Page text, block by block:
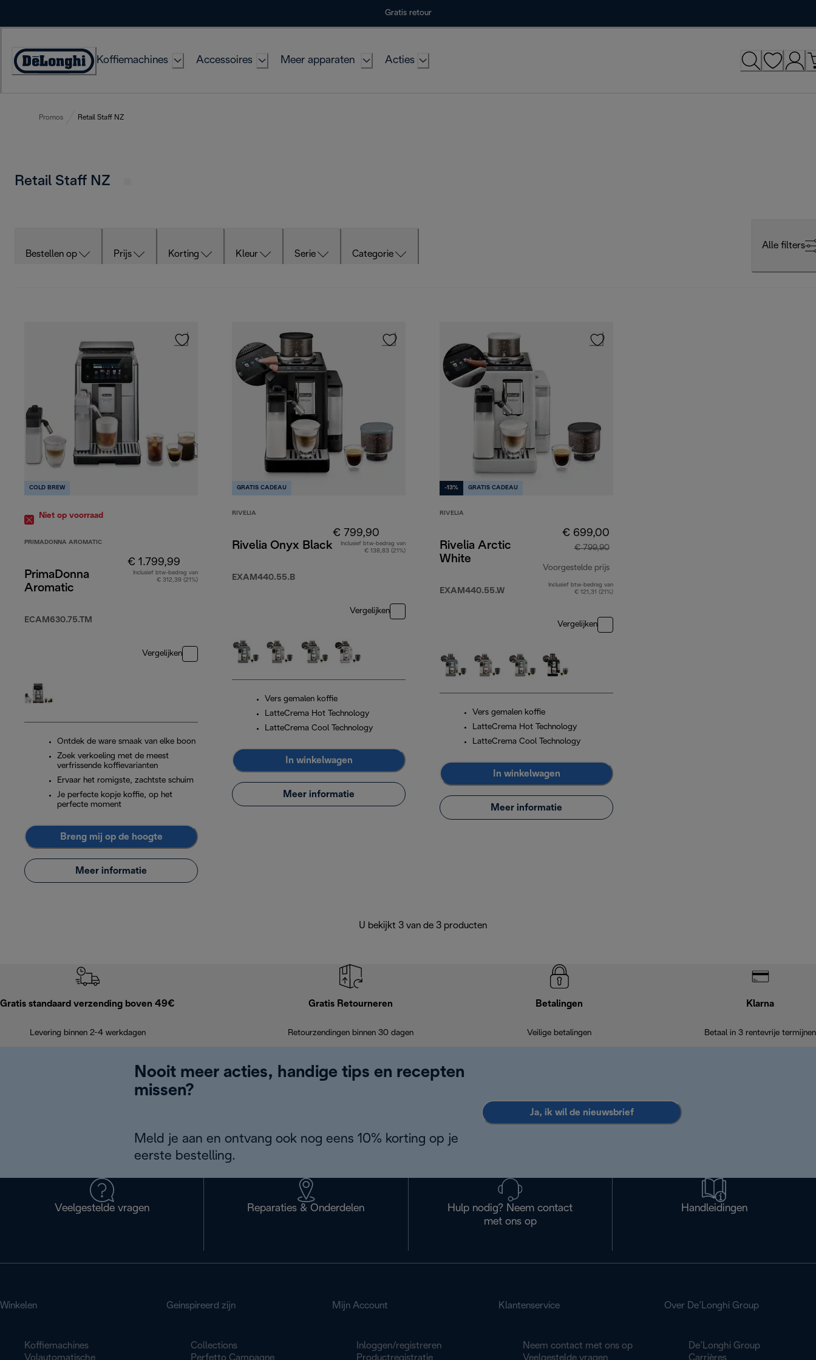
Gratis retour
Accessibility
Koffiemachines Accessoires Meer apparaten Acties
Promos Retail Staff NZ
Retail Staff NZ
Bestellen op Prijs Korting Kleur Serie Categorie
Alle filters
COLD BREW
Niet op voorraad
PRIMADONNA AROMATIC
PrimaDonna
Aromatic
ECAM630.75.TM
€ 1.799,99
Inclusief btw-bedrag van
€ 312,39 (21%)
Vergelijken
Ontdek de ware smaak van elke boon
Zoek verkoeling met de meest
verfrissende koffievarianten
Ervaar het romigste, zachtste schuim
Je perfecte kopje koffie, op het
perfecte moment
Breng mij op de hoogte
Meer informatie
GRATIS CADEAU
RIVELIA
Rivelia Onyx Black
EXAM440.55.B
€ 799,90
Inclusief btw-bedrag van
€ 138,83 (21%)
Vergelijken
Vers gemalen koffie
LatteCrema Hot Technology
LatteCrema Cool Technology
In winkelwagen
Meer informatie
-13% GRATIS CADEAU
RIVELIA
Rivelia Arctic
White
EXAM440.55.W
€ 699,00
€ 799,90
Voorgestelde prijs
originele prijs € 799,90
Inclusief btw-bedrag van
€ 121,31 (21%)
Vergelijken
Vers gemalen koffie
LatteCrema Hot Technology
LatteCrema Cool Technology
In winkelwagen
Meer informatie
U bekijkt 3 van de 3 producten
Gratis standaard verzending boven 49€
Levering binnen 2-4 werkdagen
Gratis Retourneren
Retourzendingen binnen 30 dagen
Betalingen
Veilige betalingen
Klarna
Betaal in 3 rentevrije termijnen
Nooit meer acties, handige tips en recepten
missen?
Meld je aan en ontvang ook nog eens 10% korting op je
eerste bestelling.
Ja, ik wil de nieuwsbrief
Veelgestelde vragen Reparaties & Onderdelen
Hulp nodig? Neem contact
met ons op
Handleidingen
Winkelen
Koffiemachines
Volautomatische
Geinspireerd zijn
Collections
Perfetto Campagne
Mijn Account
Inloggen/registreren
Productregistratie
Klantenservice
Neem contact met ons op
Veelgestelde vragen
Over De’Longhi Group
De’Longhi Group
Carrières